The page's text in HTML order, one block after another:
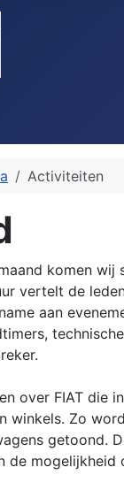
Activiteiten
komen
vertelt de
aan
over FIAT die
winkels. Zo
getoond.
de